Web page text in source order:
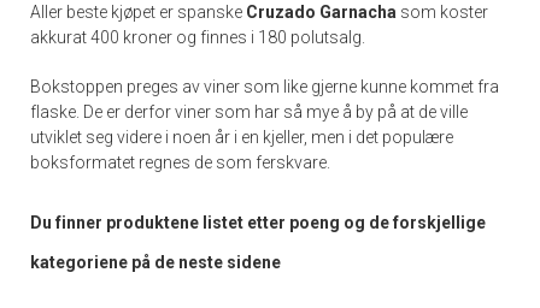
Aller beste kjøpet er spanske Cruzado Garnacha som koster
akkurat 400 kroner og finnes i 180 polutsalg.
Bokstoppen preges av viner som like gjerne kunne kommet fra
flaske. De er derfor viner som har så mye å by på at de ville
utviklet seg videre i noen år i en kjeller, men i det populære
boksformatet regnes de som ferskvare.
Du finner produktene listet etter poeng og de forskjellige
kategoriene på de neste sidene